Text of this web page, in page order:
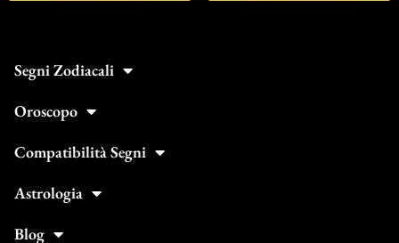
Segni Zodiacali
Oroscopo
Compatibilità Segni
Astrologia
Blog